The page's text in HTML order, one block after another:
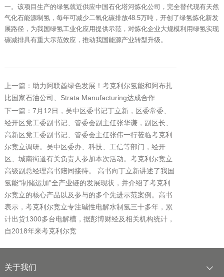
一。该项目生产的绿氢就近供应中国石化塔河炼化公司，完全替代现有天然
气化石能源制氢，每年可减少二氧化碳排放48.5万吨，开创了绿氢炼化新发
展路径，为我国绿氢工业化应用提供示范，对炼化企业大规模利用绿氢实现
碳减排具有重大示范效应，推动我国能源产业转型升级。
上一篇：助力阿联酋绿色发展！考克利尔氢能和阿布扎
比国家石油公司、Strata Manufacturing达成合作
下一篇：7月12日，吴中区委书记丁立新，区委常委、
经开区党工委副书记、管委会副主任张华谦，副区长、
高新区党工委副书记、管委会主任张伟一行莅临考克利
尔竞立调研。吴中区委办、科技、工信等部门，经开
区、城南街道有关负责人参加本次活动。考克利尔竞立
高级副总经理高书陪同接待。 高书向丁立新讲述了我国
氢能“制储运加”全产业链的发展现状，并介绍了考克利
尔竞立的核心产品以及参与的多个先进示范案例。高书
表示，考克利尔竞立专注碱性电解水制氢三十多年，累
计出货1300多台电解槽，据彭博财经及相关机构统计，
自2018年来考克利尔竞
关于我们